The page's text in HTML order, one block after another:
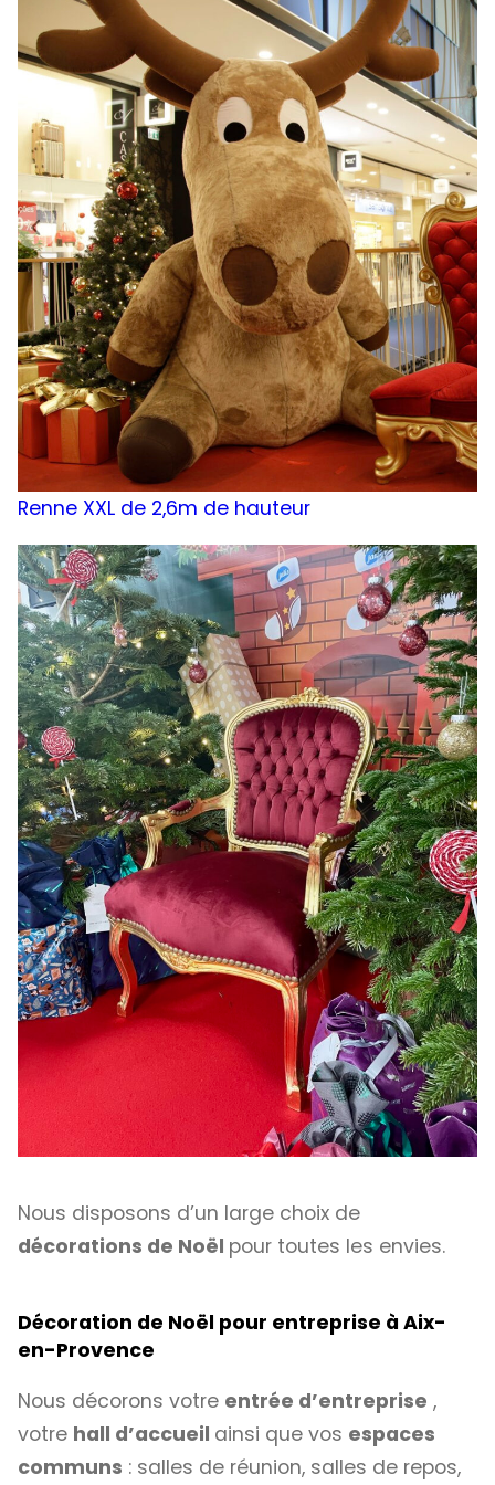
Renne XXL de 2,6m de hauteur
Nous disposons d’un large choix de
décorations de Noël pour toutes les envies.
Décoration de Noël pour entreprise à Aix-
en-Provence
Nous décorons votre entrée d’entreprise ,
votre hall d’accueil ainsi que vos espaces
communs : salles de réunion, salles de repos,